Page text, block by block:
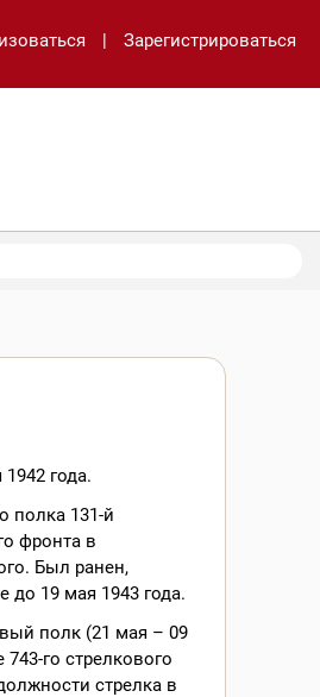
| Зарегистрироваться
года.
полка 131-й
фронта в
Был ранен,
до 19 мая 1943 года.
полк (21 мая – 09
го стрелкового
стрелка в